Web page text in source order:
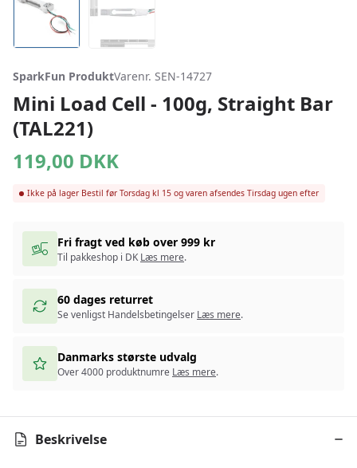
SparkFun ProduktVarenr. SEN-14727
Mini Load Cell - 100g, Straight Bar
(TAL221)
119,00 DKK
Ikke på lager Bestil før Torsdag kl 15 og varen afsendes Tirsdag ugen efter
Fri fragt ved køb over 999 kr
Til pakkeshop i DK Læs mere.
60 dages returret
Se venligst Handelsbetingelser Læs mere.
Danmarks største udvalg
Over 4000 produktnumre Læs mere.
Beskrivelse